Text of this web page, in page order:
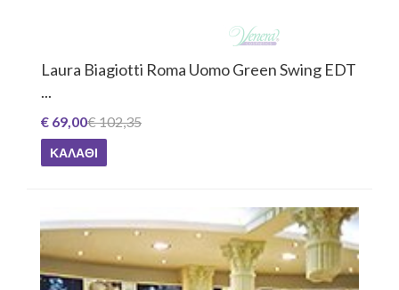
Laura Biagiotti Roma Uomo Green Swing EDT
...
€ 102,35
€ 69,00
ΚΑΛΆΘΙ